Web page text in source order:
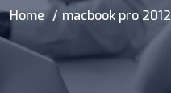
Home macbook pro 2012